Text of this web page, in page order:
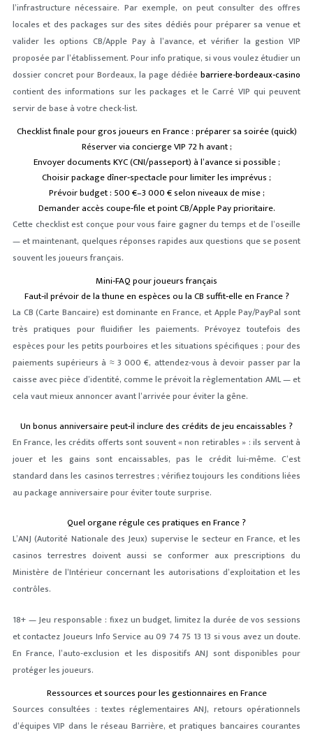
l’infrastructure nécessaire. Par exemple, on peut consulter des offres
locales et des packages sur des sites dédiés pour préparer sa venue et
valider les options CB/Apple Pay à l’avance, et vérifier la gestion VIP
proposée par l’établissement. Pour info pratique, si vous voulez étudier un
dossier concret pour Bordeaux, la page dédiéebarriere-bordeaux-casino
contient des informations sur les packages et le Carré VIP qui peuvent
servir de base à votre check-list.
Checklist finale pour gros joueurs en France : préparer sa soirée (quick)
Réserver via concierge VIP 72 h avant ;
Envoyer documents KYC (CNI/passeport) à l’avance si possible ;
Choisir package dîner‑spectacle pour limiter les imprévus ;
Prévoir budget : 500 €–3 000 € selon niveaux de mise ;
Demander accès coupe‑file et point CB/Apple Pay prioritaire.
Cette checklist est conçue pour vous faire gagner du temps et de l’oseille
— et maintenant, quelques réponses rapides aux questions que se posent
souvent les joueurs français.
Mini‑FAQ pour joueurs français
Faut‑il prévoir de la thune en espèces ou la CB suffit‑elle en France ?
La CB (Carte Bancaire) est dominante en France, et Apple Pay/PayPal sont
très pratiques pour fluidifier les paiements. Prévoyez toutefois des
espèces pour les petits pourboires et les situations spécifiques ; pour des
paiements supérieurs à ≈ 3 000 €, attendez‑vous à devoir passer par la
caisse avec pièce d’identité, comme le prévoit la règlementation AML — et
cela vaut mieux annoncer avant l’arrivée pour éviter la gêne.
Un bonus anniversaire peut‑il inclure des crédits de jeu encaissables ?
En France, les crédits offerts sont souvent « non retirables » : ils servent à
jouer et les gains sont encaissables, pas le crédit lui‑même. C’est
standard dans les casinos terrestres ; vérifiez toujours les conditions liées
au package anniversaire pour éviter toute surprise.
Quel organe régule ces pratiques en France ?
L’ANJ (Autorité Nationale des Jeux) supervise le secteur en France, et les
casinos terrestres doivent aussi se conformer aux prescriptions du
Ministère de l’Intérieur concernant les autorisations d’exploitation et les
contrôles.
18+ — Jeu responsable : fixez un budget, limitez la durée de vos sessions
et contactez Joueurs Info Service au 09 74 75 13 13 si vous avez un doute.
En France, l’auto‑exclusion et les dispositifs ANJ sont disponibles pour
protéger les joueurs.
Ressources et sources pour les gestionnaires en France
Sources consultées : textes réglementaires ANJ, retours opérationnels
d’équipes VIP dans le réseau Barrière, et pratiques bancaires courantes